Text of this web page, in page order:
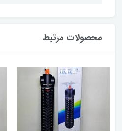
محصولات مرتبط